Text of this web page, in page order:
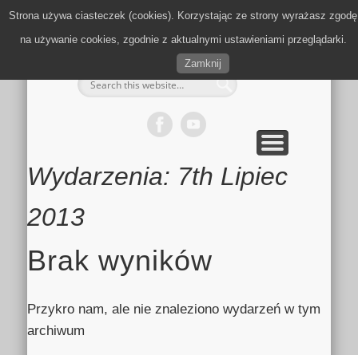
Zielonki.info
KALENDARZ
KULTURA
SPORT
MULTIMEDIA
MIEJSCA
KONTAKT
Wydarzenia: 7th Lipiec
2013
Brak wyników
Przykro nam, ale nie znaleziono wydarzeń w tym
archiwum
Strona używa ciasteczek (cookies). Korzystając ze strony wyrażasz zgodę
na używanie cookies, zgodnie z aktualnymi ustawieniami przeglądarki.
Zamknij